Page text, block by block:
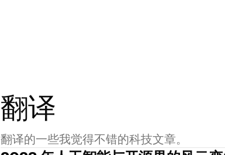
翻译
翻译的一些我觉得不错的科技文章。